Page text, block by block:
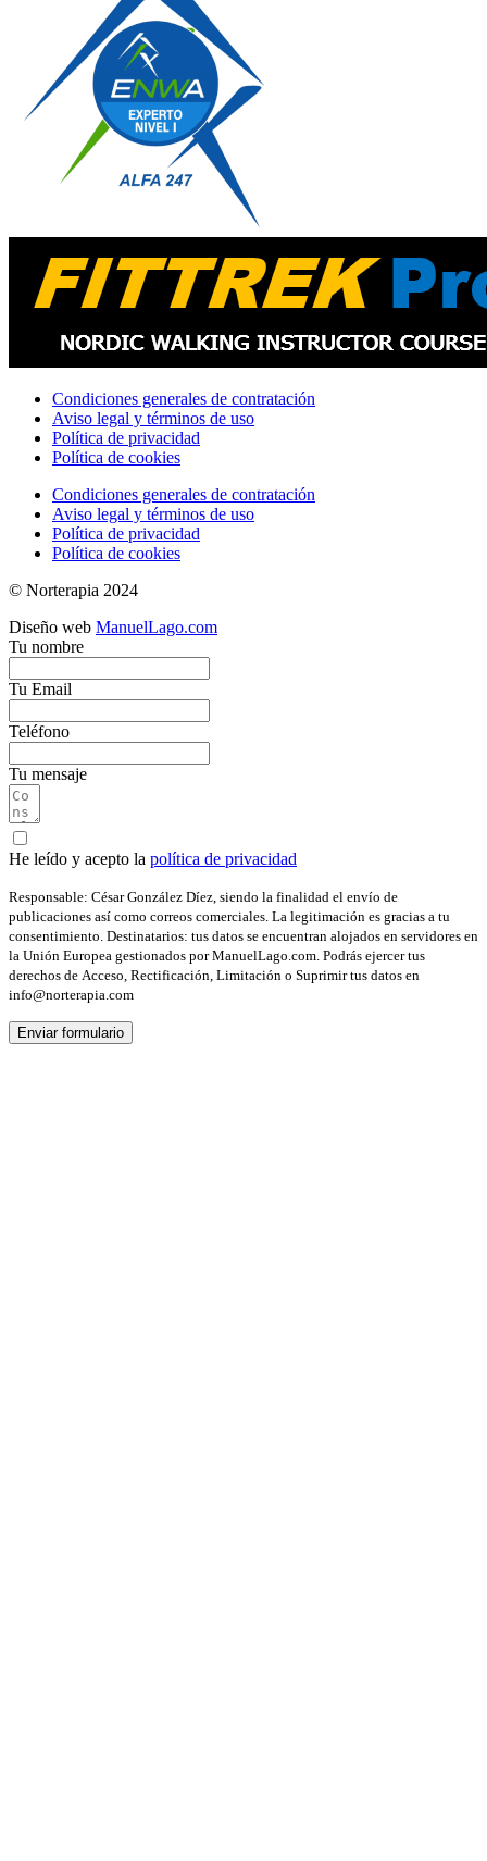
Condiciones generales de contratación
Aviso legal y términos de uso
Política de privacidad
Política de cookies
Condiciones generales de contratación
Aviso legal y términos de uso
Política de privacidad
Política de cookies
© Norterapia 2024
Diseño web ManuelLago.com
Tu nombre
Tu Email
Teléfono
Tu mensaje
He leído y acepto la política de privacidad
Responsable: César González Díez, siendo la finalidad el envío de
publicaciones así como correos comerciales. La legitimación es gracias a tu
consentimiento. Destinatarios: tus datos se encuentran alojados en servidores en
la Unión Europea gestionados por ManuelLago.com. Podrás ejercer tus
derechos de Acceso, Rectificación, Limitación o Suprimir tus datos en
info@norterapia.com
Enviar formulario